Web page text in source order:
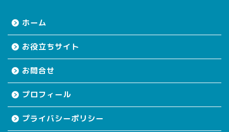
ホーム
お役立ちサイト
お問合せ
プロフィール
プライバシーポリシー